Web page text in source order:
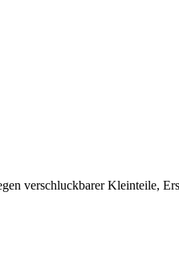
verschluckbarer Kleinteile,